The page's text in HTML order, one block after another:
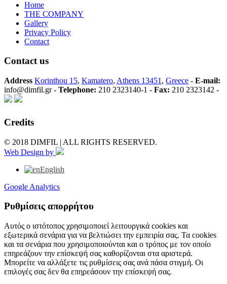
Home
THE COMPANY
Gallery
Privacy Policy
Contact
Contact us
Address Korinthou 15, Kamatero, Athens 13451 , Greece - E-mail:
info@dimfil.gr - Telephone: 210 2323140-1 - Fax: 210 2323142 -
Credits
© 2018 DIMFIL | ALL RIGHTS RESERVED.
Web Design by
English
Google Analytics
Ρυθμίσεις απορρήτου
Αυτός ο ιστότοπος χρησιμοποιεί λειτουργικά cookies και
εξωτερικά σενάρια για να βελτιώσει την εμπειρία σας. Τα cookies
και τα σενάρια που χρησιμοποιούνται και ο τρόπος με τον οποίο
επηρεάζουν την επίσκεψή σας καθορίζονται στα αριστερά.
Μπορείτε να αλλάξετε τις ρυθμίσεις σας ανά πάσα στιγμή. Οι
επιλογές σας δεν θα επηρεάσουν την επίσκεψή σας.